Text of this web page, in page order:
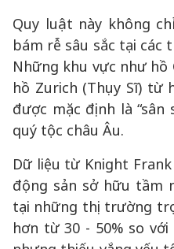
Quy luật này không
bám rễ sâu sắc tại các
Những khu vực như hồ
hồ Zurich (Thụy Sĩ) từ
được mặc định là “sân
quý tộc châu Âu.
Dữ liệu từ Knight
động sản sở hữu tầm
tại những thị trường
hơn từ 30 - 50% so